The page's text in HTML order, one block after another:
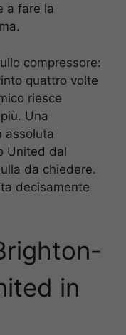
a fare la
compressore:
quattro volte
riesce
Una
assoluta
United dal
da chiedere.
decisamente
in